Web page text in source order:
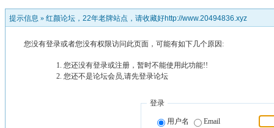
提示信息 » 红颜论坛，22年老牌站点，请收藏好http://www.20494836.xyz
您没有登录或者您没有权限访问此页面，可能有如下几个原因:
您还没有登录或注册，暂时不能使用此功能!!
您还不是论坛会员,请先登录论坛
登录
用户名 Email